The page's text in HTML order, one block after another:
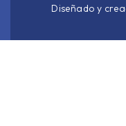
Diseñado y